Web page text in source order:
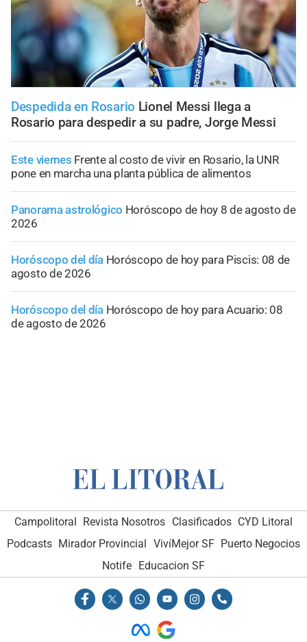
Despedida en Rosario Lionel Messi llega a
Rosario para despedir a su padre, Jorge Messi
Este viernes Frente al costo de vivir en Rosario, la UNR
pone en marcha una planta pública de alimentos
Panorama astrológico Horóscopo de hoy 8 de agosto de
2026
Horóscopo del día Horóscopo de hoy para Piscis: 08 de
agosto de 2026
Horóscopo del día Horóscopo de hoy para Acuario: 08
de agosto de 2026
Campolitoral Revista Nosotros Clasificados CYD Litoral
Podcasts Mirador Provincial VivíMejor SF Puerto Negocios
Notife Educacion SF